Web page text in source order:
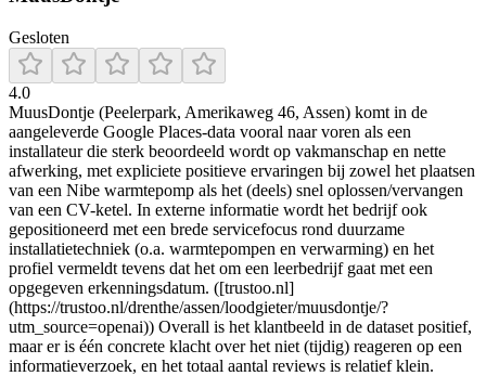
Gesloten
4.0
MuusDontje (Peelerpark, Amerikaweg 46, Assen) komt in de
aangeleverde Google Places-data vooral naar voren als een
installateur die sterk beoordeeld wordt op vakmanschap en nette
afwerking, met expliciete positieve ervaringen bij zowel het plaatsen
van een Nibe warmtepomp als het (deels) snel oplossen/vervangen
van een CV-ketel. In externe informatie wordt het bedrijf ook
gepositioneerd met een brede servicefocus rond duurzame
installatietechniek (o.a. warmtepompen en verwarming) en het
profiel vermeldt tevens dat het om een leerbedrijf gaat met een
opgegeven erkenningsdatum. ([trustoo.nl]
(https://trustoo.nl/drenthe/assen/loodgieter/muusdontje/?
utm_source=openai)) Overall is het klantbeeld in de dataset positief,
maar er is één concrete klacht over het niet (tijdig) reageren op een
informatieverzoek, en het totaal aantal reviews is relatief klein.